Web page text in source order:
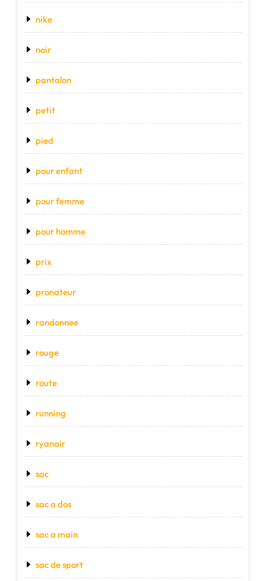
nike
noir
pantalon
petit
pied
pour enfant
pour femme
pour homme
prix
pronateur
randonnee
rouge
route
running
ryanair
sac
sac a dos
sac a main
sac de sport